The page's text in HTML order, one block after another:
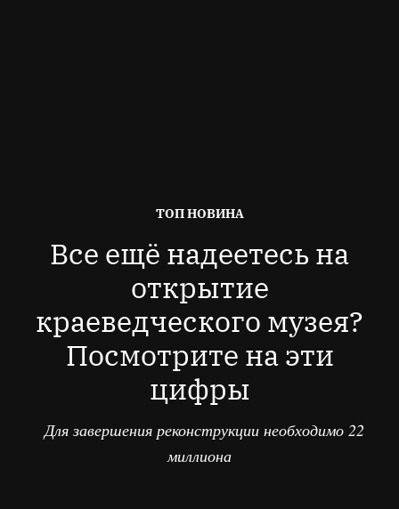
ОПУБЛІКОВАНО
ТОП НОВИНА
Все ещё надеетесь на
открытие
краеведческого музея?
Посмотрите на эти
цифры
Для завершения реконструкции необходимо 22
миллиона